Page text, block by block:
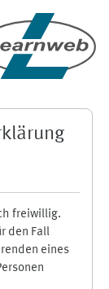
freiwillig.
den Fall
eines